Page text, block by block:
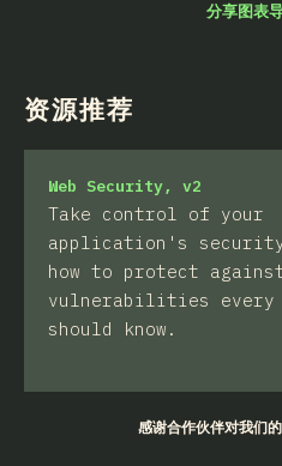
分享图表
资源推荐
Web Security, v2
Take control of your
application's
how to protect against
vulnerabilities every
should know.
感谢合作伙伴对我们